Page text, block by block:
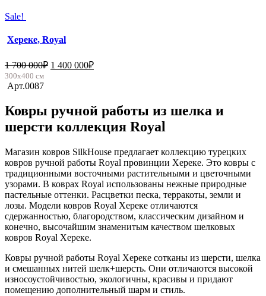
Sale!
Хереке, Royal
1 700 000₽ 1 400 000₽
300х400 см
Арт.0087
Ковры ручной работы из шелка и
шерсти коллекция Royal
Магазин ковров SilkHouse предлагает коллекцию турецких
ковров ручной работы Royal провинции Хереке. Это ковры с
традиционными восточными растительными и цветочными
узорами. В коврах Royal использованы нежные природные
пастельные оттенки. Расцветки песка, терракоты, земли и
лозы. Модели ковров Royal Хереке отличаются
сдержанностью, благородством, классическим дизайном и
конечно, высочайшим знаменитым качеством шелковых
ковров Royal Хереке.
Ковры ручной работы Royal Хереке сотканы из шерсти, шелка
и смешанных нитей шелк+шерсть. Они отличаются высокой
износоустойчивостью, экологичны, красивы и придают
помещению дополнительный шарм и стиль.